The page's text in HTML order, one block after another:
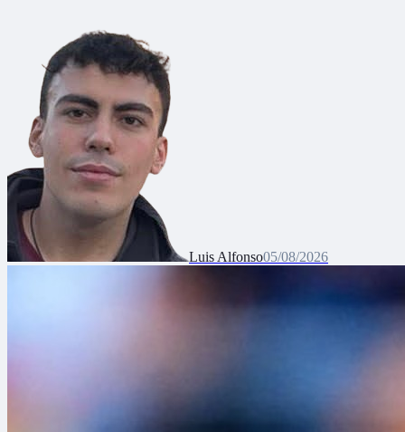
Luis Alfonso05/08/2026